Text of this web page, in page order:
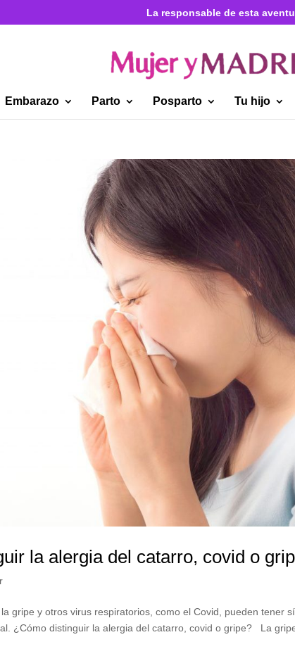
La responsable de esta
Embarazo Parto Posparto Tu hijo
la alergia del catarro, covid o
gripe y otros virus respiratorios, como el Covid, pueden tener
¿Cómo distinguir la alergia del catarro, covid o gripe? La